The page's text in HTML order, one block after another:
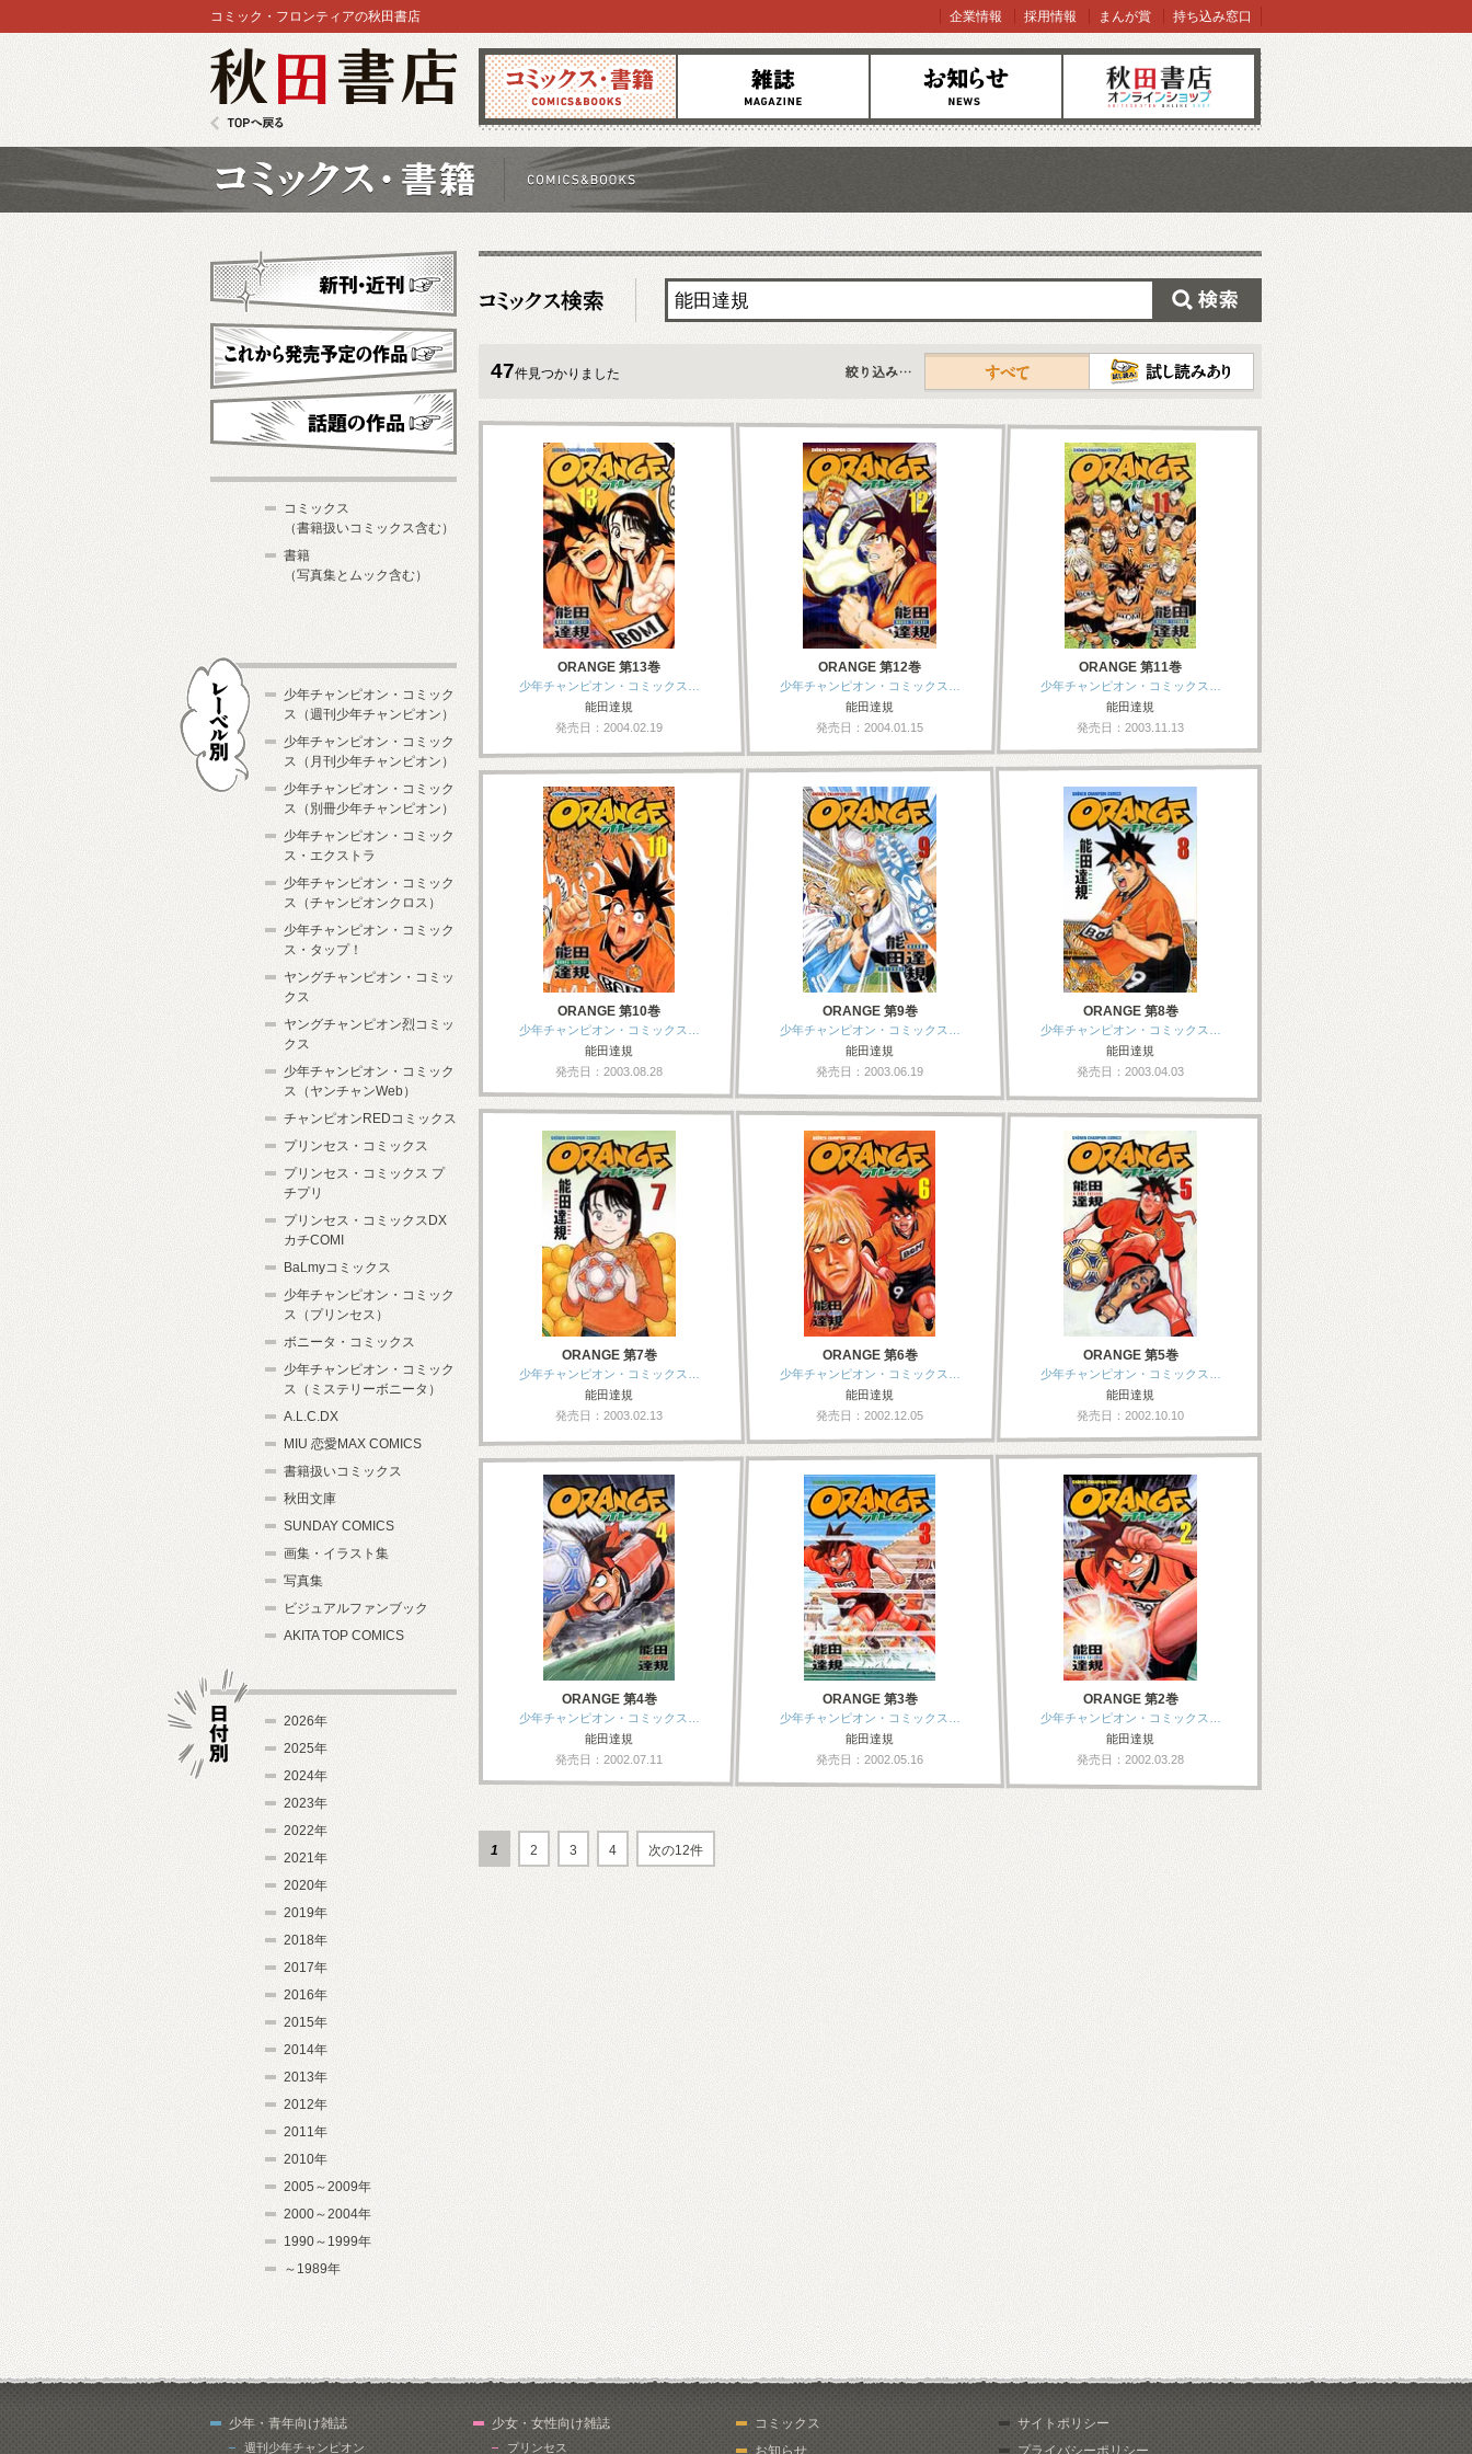
コミックス 雑誌 お知らせ オンラインショップ
コミック・フロンティアの秋田書店 企業情報 採用情報 まんが賞 持ち込み窓口
47件見つかりました
すべて
ORANGE 第13巻
少年チャンピオン・コミックス…
能田達規
発売日：2004.02.19
ORANGE 第12巻
少年チャンピオン・コミックス…
能田達規
発売日：2004.01.15
ORANGE 第11巻
少年チャンピオン・コミックス…
能田達規
発売日：2003.11.13
ORANGE 第10巻
少年チャンピオン・コミックス…
能田達規
発売日：2003.08.28
ORANGE 第9巻
少年チャンピオン・コミックス…
能田達規
発売日：2003.06.19
ORANGE 第8巻
少年チャンピオン・コミックス…
能田達規
発売日：2003.04.03
ORANGE 第7巻
少年チャンピオン・コミックス…
能田達規
発売日：2003.02.13
ORANGE 第6巻
少年チャンピオン・コミックス…
能田達規
発売日：2002.12.05
ORANGE 第5巻
少年チャンピオン・コミックス…
能田達規
発売日：2002.10.10
ORANGE 第4巻
少年チャンピオン・コミックス…
能田達規
発売日：2002.07.11
ORANGE 第3巻
少年チャンピオン・コミックス…
能田達規
発売日：2002.05.16
ORANGE 第2巻
少年チャンピオン・コミックス…
能田達規
発売日：2002.03.28
1 2 3 4 次の12件
新刊・近刊
これから発売予定
コミックス
（書籍扱いコミックス含む）
書籍
（写真集とムック含む）
少年チャンピオン・コミック
ス（週刊少年チャンピオン）
少年チャンピオン・コミック
ス（月刊少年チャンピオン）
少年チャンピオン・コミック
ス（別冊少年チャンピオン）
少年チャンピオン・コミック
ス・エクストラ
少年チャンピオン・コミック
ス（チャンピオンクロス）
少年チャンピオン・コミック
ス・タップ！
ヤングチャンピオン・コミッ
クス
ヤングチャンピオン烈コミッ
クス
少年チャンピオン・コミック
ス（ヤンチャンWeb）
チャンピオンREDコミックス
プリンセス・コミックス
プリンセス・コミックス プ
チプリ
プリンセス・コミックスDX
カチCOMI
BaLmyコミックス
少年チャンピオン・コミック
ス（プリンセス）
ボニータ・コミックス
少年チャンピオン・コミック
ス（ミステリーボニータ）
A.L.C.DX
MIU 恋愛MAX COMICS
書籍扱いコミックス
秋田文庫
SUNDAY COMICS
画集・イラスト集
写真集
ビジュアルファンブック
AKITA TOP COMICS
2026年
2025年
2024年
2023年
2022年
2021年
2020年
2019年
2018年
2017年
2016年
2015年
2014年
2013年
2012年
2011年
2010年
2005～2009年
2000～2004年
1990～1999年
～1989年
少年・青年向け雑誌
週刊少年チャンピオン
少女・女性向け雑誌
プリンセス
コミックス
お知らせ
サイトポリシー
プライバシーポリシー